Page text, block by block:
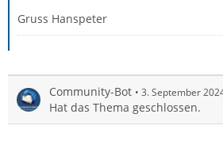
Gruss Hanspeter
Community-Bot 3. September
Hat das Thema geschlossen.